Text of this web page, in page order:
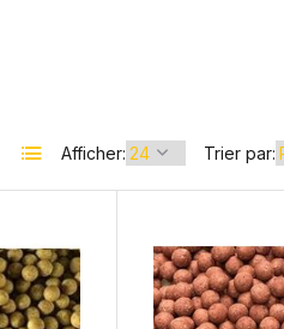
Afficher: Trier par: